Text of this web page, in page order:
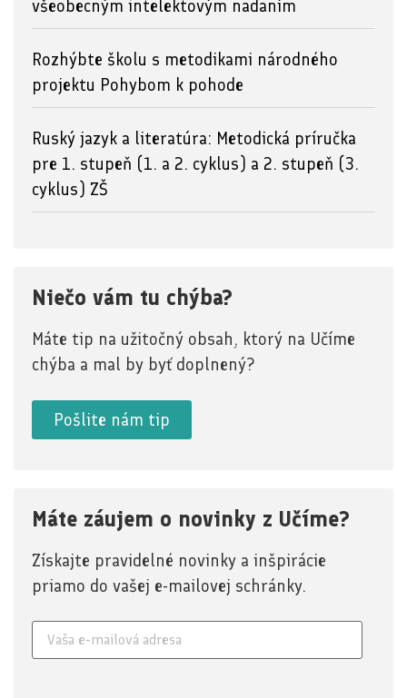
všeobecným intelektovým nadaním
Rozhýbte školu s metodikami národného
projektu Pohybom k pohode
Ruský jazyk a literatúra: Metodická príručka
pre 1. stupeň (1. a 2. cyklus) a 2. stupeň (3.
cyklus) ZŠ
Niečo vám tu chýba?
Máte tip na užitočný obsah, ktorý na Učíme
chýba a mal by byť doplnený?
Pošlite nám tip
Máte záujem o novinky z Učíme?
Získajte pravidelné novinky a inšpirácie
priamo do vašej e-mailovej schránky.